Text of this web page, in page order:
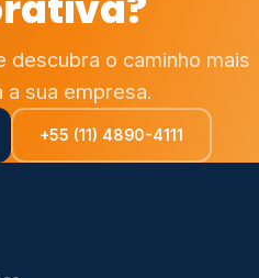
descubra o caminho mais
sua empresa.
+55 (11) 4890-4111